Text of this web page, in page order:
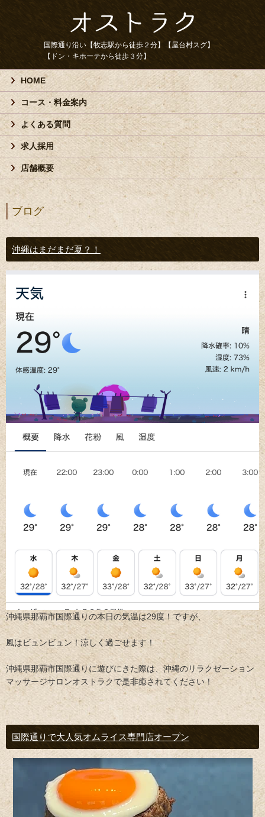
国際通り沿い【牧志駅から徒歩２分】【屋台村スグ】
【ドン・キホーテから徒歩３分】
HOME
コース・料金案内
よくある質問
求人採用
店舗概要
ブログ
沖縄はまだまだ夏？！
沖縄県那覇市国際通りの本日の気温は29度！ですが、
風はビュンビュン！涼しく過ごせます！
沖縄県那覇市国際通りに遊びにきた際は、沖縄のリラクゼーション
マッサージサロンオストラクで是非癒されてください！
国際通りで大人気オムライス専門店オープン